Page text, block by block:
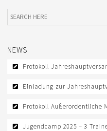
WESTERN-
NEWS
Protokoll
Einladung zur
Protokoll Außerordentliche
Jugendcamp 2025 – 3